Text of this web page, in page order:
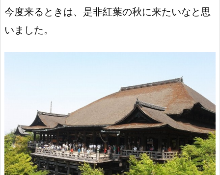
今度来るときは、是非紅葉の秋に来たいなと思
いました。